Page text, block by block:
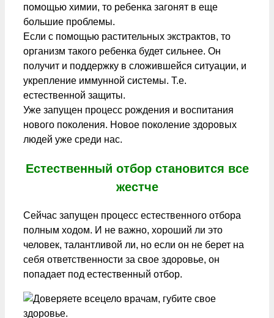
помощью химии, то ребенка загонят в еще
большие проблемы.
Если с помощью растительных экстрактов, то
организм такого ребенка будет сильнее. Он
получит и поддержку в сложившейся ситуации, и
укрепление иммунной системы. Т.е.
естественной защиты.
Уже запущен процесс рождения и воспитания
нового поколения. Новое поколение здоровых
людей уже среди нас.
Естественный отбор становится все
жестче
Сейчас запущен процесс естественного отбора
полным ходом. И не важно, хороший ли это
человек, талантливой ли, но если он не берет на
себя ответственности за свое здоровье, он
попадает под естественный отбор.